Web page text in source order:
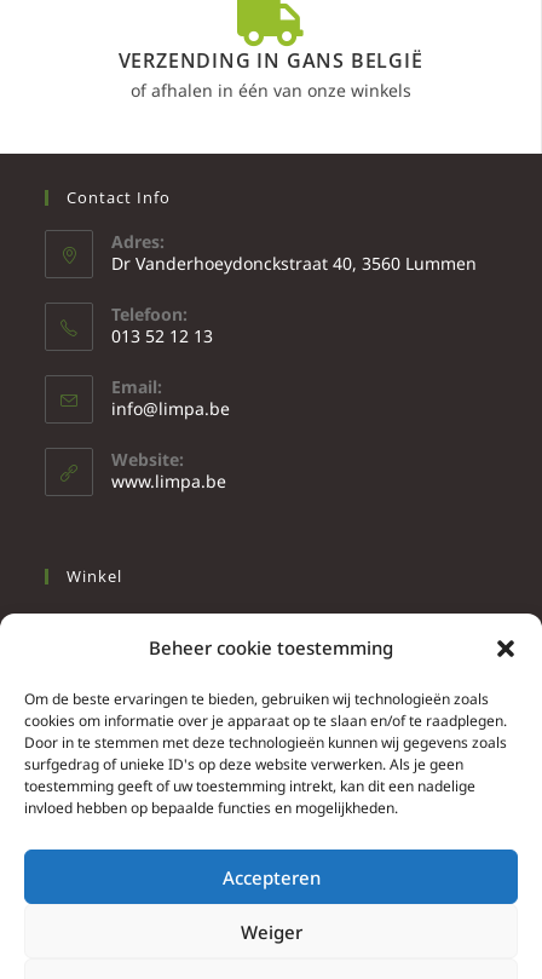
Beheer cookie toestemming
Om de beste ervaringen te bieden, gebruiken wij technologieën zoals
cookies om informatie over je apparaat op te slaan en/of te raadplegen.
Door in te stemmen met deze technologieën kunnen wij gegevens zoals
surfgedrag of unieke ID's op deze website verwerken. Als je geen
toestemming geeft of uw toestemming intrekt, kan dit een nadelige
invloed hebben op bepaalde functies en mogelijkheden.
Accepteren
Weiger
VERZENDING IN GANS BELGIË
of afhalen in één van onze winkels
Contact Info
Adres:
Dr Vanderhoeydonckstraat 40, 3560 Lummen
Telefoon:
013 52 12 13
Email:
info@limpa.be
Website:
www.limpa.be
Winkel
Wonen
Info
Contacteer ons